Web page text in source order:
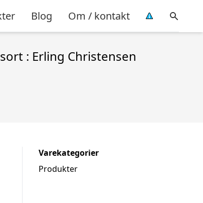
Blog Om / kontakt
: Erling Christensen
Varekategorier
Produkter